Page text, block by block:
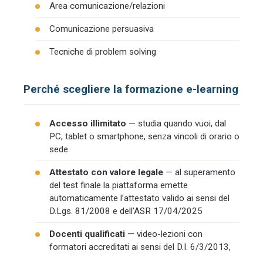
Area comunicazione/relazioni
Comunicazione persuasiva
Tecniche di problem solving
Perché scegliere la formazione e-learning
Accesso illimitato — studia quando vuoi, dal
PC, tablet o smartphone, senza vincoli di orario o
sede
Attestato con valore legale — al superamento
del test finale la piattaforma emette
automaticamente l’attestato valido ai sensi del
D.Lgs. 81/2008 e dell’ASR 17/04/2025
Docenti qualificati — video-lezioni con
formatori accreditati ai sensi del D.I. 6/3/2013,